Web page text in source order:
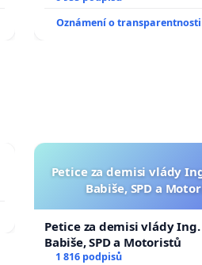
Oznámení o transparentnosti
Petice za demisi vlády
Babiše, SPD a
Petice za demisi vlády
Babiše, SPD a Motoristů
1 816 podpisů